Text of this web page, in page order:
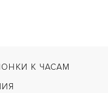
сложности застежка
К ЧАСАМ